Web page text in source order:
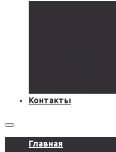
Контакты
Главная